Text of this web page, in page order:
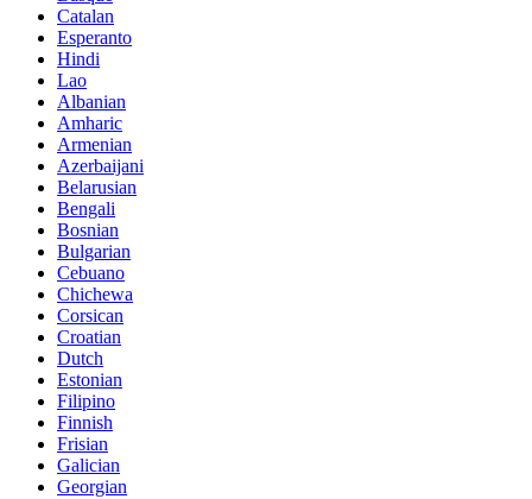
Catalan
Esperanto
Hindi
Lao
Albanian
Amharic
Armenian
Azerbaijani
Belarusian
Bengali
Bosnian
Bulgarian
Cebuano
Chichewa
Corsican
Croatian
Dutch
Estonian
Filipino
Finnish
Frisian
Galician
Georgian